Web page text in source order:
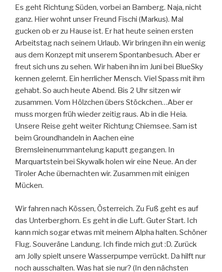
Es geht Richtung Süden, vorbei an Bamberg. Naja, nicht
ganz. Hier wohnt unser Freund Fischi (Markus). Mal
gucken ob er zu Hause ist. Er hat heute seinen ersten
Arbeitstag nach seinem Urlaub. Wir bringen ihn ein wenig
aus dem Konzept mit unserem Spontanbesuch. Aber er
freut sich uns zu sehen. Wir haben ihn im Juni bei BlueSky
kennen gelernt. Ein herrlicher Mensch. Viel Spass mit ihm
gehabt. So auch heute Abend. Bis 2 Uhr sitzen wir
zusammen. Vom Hölzchen übers Stöckchen…Aber er
muss morgen früh wieder zeitig raus. Ab in die Heia.
Unsere Reise geht weiter Richtung Chiemsee. Sam ist
beim Groundhandeln in Aachen eine
Bremsleinenummantelung kaputt gegangen. In
Marquartstein bei Skywalk holen wir eine Neue. An der
Tiroler Ache übernachten wir. Zusammen mit einigen
Mücken.
Wir fahren nach Kössen, Österreich. Zu Fuß geht es auf
das Unterberghorn. Es geht in die Luft. Guter Start. Ich
kann mich sogar etwas mit meinem Alpha halten. Schöner
Flug. Souveräne Landung. Ich finde mich gut :D. Zurück
am Jolly spielt unsere Wasserpumpe verrückt. Da hilft nur
noch ausschalten. Was hat sie nur? (In den nächsten